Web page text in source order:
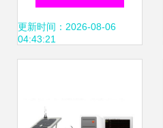
赋能智能电网在线
更新时间：2026-08-06
04:43:21